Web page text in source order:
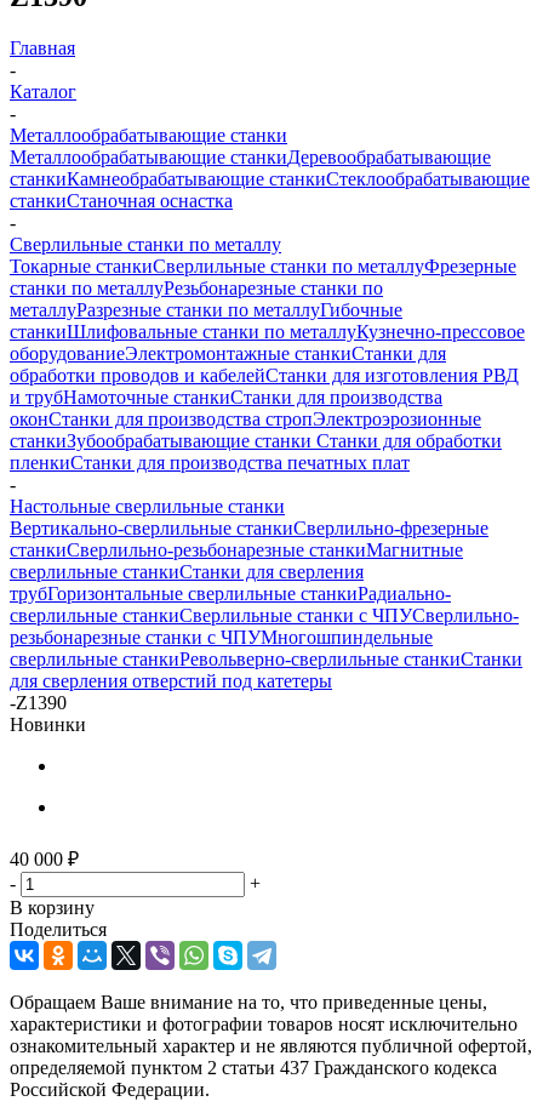
Главная
-
Каталог
-
Металлообрабатывающие станки
Металлообрабатывающие станкиДеревообрабатывающие
станкиКамнеобрабатывающие станкиСтеклообрабатывающие
станкиСтаночная оснастка
-
Сверлильные станки по металлу
Токарные станкиСверлильные станки по металлуФрезерные
станки по металлуРезьбонарезные станки по
металлуРазрезные станки по металлуГибочные
станкиШлифовальные станки по металлуКузнечно-прессовое
оборудованиеЭлектромонтажные станкиСтанки для
обработки проводов и кабелейСтанки для изготовления РВД
и трубНамоточные станкиСтанки для производства
оконСтанки для производства стропЭлектроэрозионные
станкиЗубообрабатывающие станки Станки для обработки
пленкиСтанки для производства печатных плат
-
Настольные сверлильные станки
Вертикально-сверлильные станкиСверлильно-фрезерные
станкиСверлильно-резьбонарезные станкиМагнитные
сверлильные станкиСтанки для сверления
трубГоризонтальные сверлильные станкиРадиально-
сверлильные станкиСверлильные станки с ЧПУСверлильно-
резьбонарезные станки с ЧПУМногошпиндельные
сверлильные станкиРевольверно-сверлильные станкиСтанки
для сверления отверстий под катетеры
-Z1390
Новинки
40 000 ₽
-
+
В корзину
Поделиться
Обращаем Ваше внимание на то, что приведенные цены,
характеристики и фотографии товаров носят исключительно
ознакомительный характер и не являются публичной офертой,
определяемой пунктом 2 статьи 437 Гражданского кодекса
Российской Федерации.